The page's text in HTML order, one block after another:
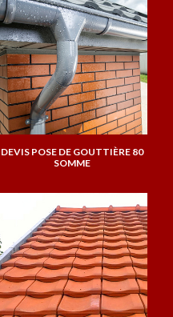
DEVIS POSE DE GOUTTIÈRE 80
SOMME